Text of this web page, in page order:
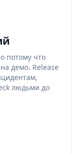
потому что
демо. Release
людьми до